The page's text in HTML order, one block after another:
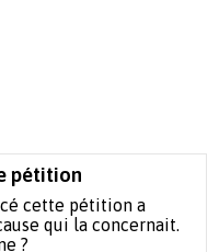
pétition
cette pétition a
qui la concernait.
?